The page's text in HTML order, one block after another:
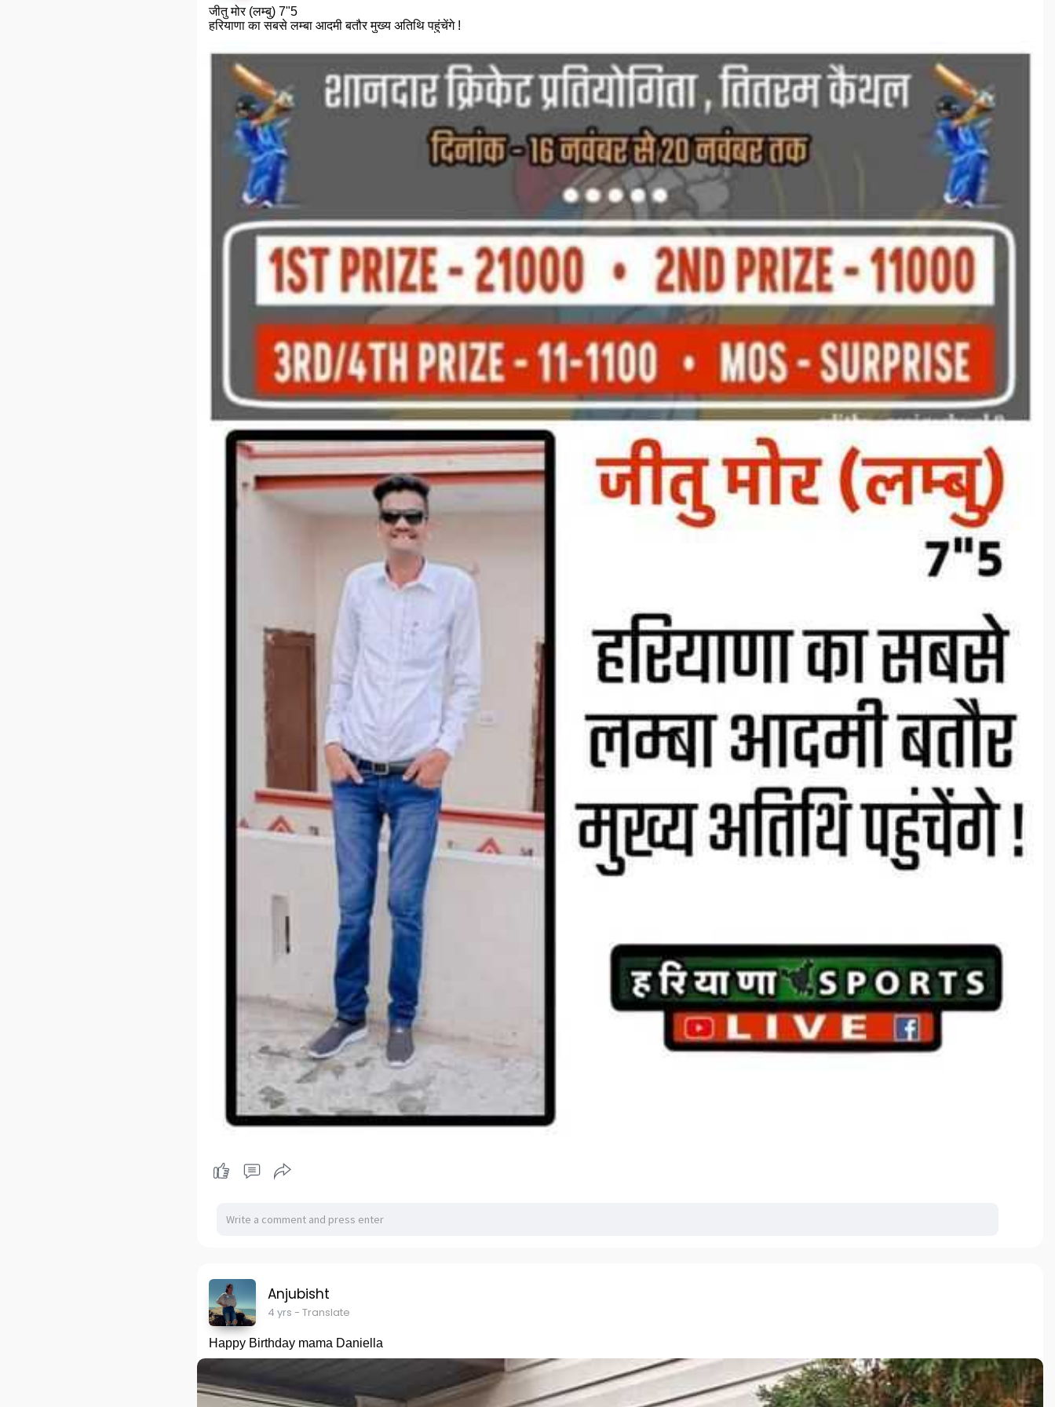
जीतु मोर (लम्बु) 7"5
हरियाणा का‌ सबसे लम्बा आदमी बतौर मुख्य अतिथि पहुंचेंगे‌ !
Anjubisht
4 yrs - Translate
Happy Birthday mama Daniella